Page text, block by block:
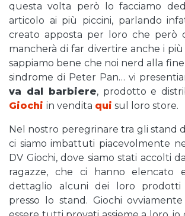
questa volta però lo facciamo
articolo ai più piccini, parlando
creato apposta per loro che però
mancherà di far divertire anche i
sappiamo bene che noi nerd alla
sindrome di Peter Pan… vi
va dal barbiere, prodotto e
Giochi in vendita qui sul loro store.
Nel nostro peregrinare tra gli stand
ci siamo imbattuti piacevolmente
DV Giochi, dove siamo stati accolti
ragazze, che ci hanno elencato
dettaglio alcuni dei loro prodotti
presso lo stand. Giochi